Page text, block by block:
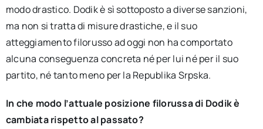
modo drastico. Dodik è sì sottoposto a diverse sanzioni,
ma non si tratta di misure drastiche, e il suo
atteggiamento filorusso ad oggi non ha comportato
alcuna conseguenza concreta né per lui né per il suo
partito, né tanto meno per la Republika Srpska.
In che modo l’attuale posizione filorussa di Dodik è
cambiata rispetto al passato?